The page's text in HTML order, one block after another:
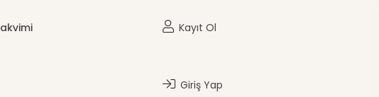
Kayıt Ol
Giriş Yap